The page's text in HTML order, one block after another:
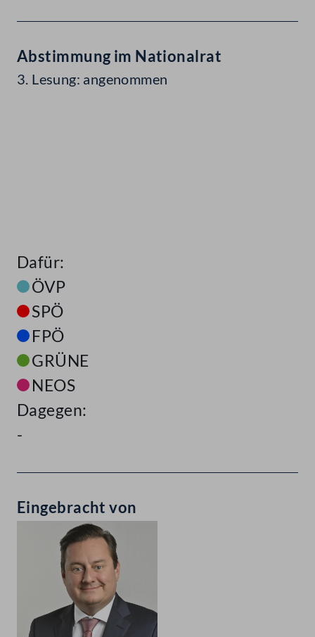
Abstimmung im Nationalrat
3. Lesung: angenommen
Dafür:
ÖVP
SPÖ
FPÖ
GRÜNE
NEOS
Dagegen:
-
Eingebracht von